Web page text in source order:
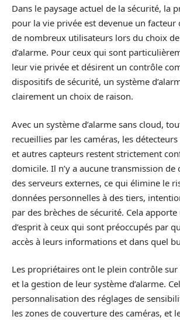
Dans le paysage actuel de la sécurité, la
pour la vie privée est devenue un
de nombreux utilisateurs lors du choix
d’alarme. Pour ceux qui sont
leur vie privée et désirent un contrôle
dispositifs de sécurité, un système
clairement un choix de raison.
Avec un système d’alarme sans cloud,
recueillies par les caméras, les
et autres capteurs restent strictement
domicile. Il n’y a aucune transmission de
des serveurs externes, ce qui élimine le
données personnelles à des tiers,
par des brèches de sécurité. Cela
d’esprit à ceux qui sont préoccupés par
accès à leurs informations et dans quel
Les propriétaires ont le plein contrôle
et la gestion de leur système d’alarme.
personnalisation des réglages de
les zones de couverture des caméras, et